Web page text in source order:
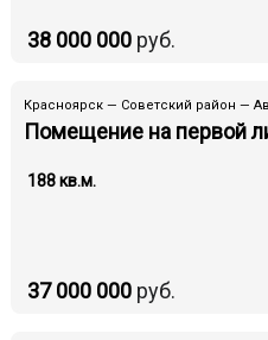
38 000 000руб.
Красноярск — Советский район —
Помещение на первой
37 000 000руб.
188 кв.м.